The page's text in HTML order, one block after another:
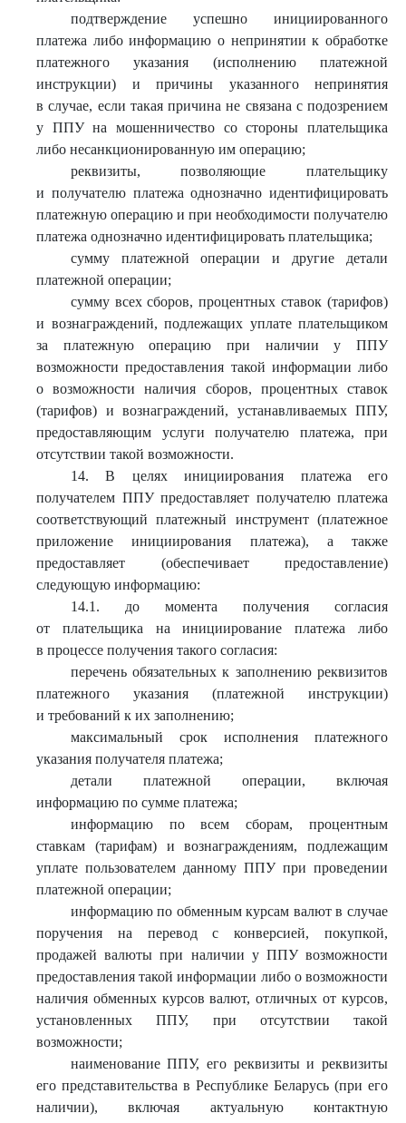
подтверждение успешно инициированного
платежа либо информацию о непринятии к обработке
платежного указания (исполнению платежной
инструкции) и причины указанного непринятия
в случае, если такая причина не связана с подозрением
у ППУ на мошенничество со стороны плательщика
либо несанкционированную им операцию;
реквизиты, позволяющие плательщику
и получателю платежа однозначно идентифицировать
платежную операцию и при необходимости получателю
платежа однозначно идентифицировать плательщика;
сумму платежной операции и другие детали
платежной операции;
сумму всех сборов, процентных ставок (тарифов)
и вознаграждений, подлежащих уплате плательщиком
за платежную операцию при наличии у ППУ
возможности предоставления такой информации либо
о возможности наличия сборов, процентных ставок
(тарифов) и вознаграждений, устанавливаемых ППУ,
предоставляющим услуги получателю платежа, при
отсутствии такой возможности.
14. В целях инициирования платежа его
получателем ППУ предоставляет получателю платежа
соответствующий платежный инструмент (платежное
приложение инициирования платежа), а также
предоставляет (обеспечивает предоставление)
следующую информацию:
14.1. до момента получения согласия
от плательщика на инициирование платежа либо
в процессе получения такого согласия:
перечень обязательных к заполнению реквизитов
платежного указания (платежной инструкции)
и требований к их заполнению;
максимальный срок исполнения платежного
указания получателя платежа;
детали платежной операции, включая
информацию по сумме платежа;
информацию по всем сборам, процентным
ставкам (тарифам) и вознаграждениям, подлежащим
уплате пользователем данному ППУ при проведении
платежной операции;
информацию по обменным курсам валют в случае
поручения на перевод с конверсией, покупкой,
продажей валюты при наличии у ППУ возможности
предоставления такой информации либо о возможности
наличия обменных курсов валют, отличных от курсов,
установленных ППУ, при отсутствии такой
возможности;
наименование ППУ, его реквизиты и реквизиты
его представительства в Республике Беларусь (при его
наличии), включая актуальную контактную